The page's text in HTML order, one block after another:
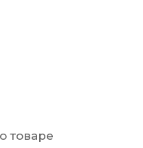
товаре